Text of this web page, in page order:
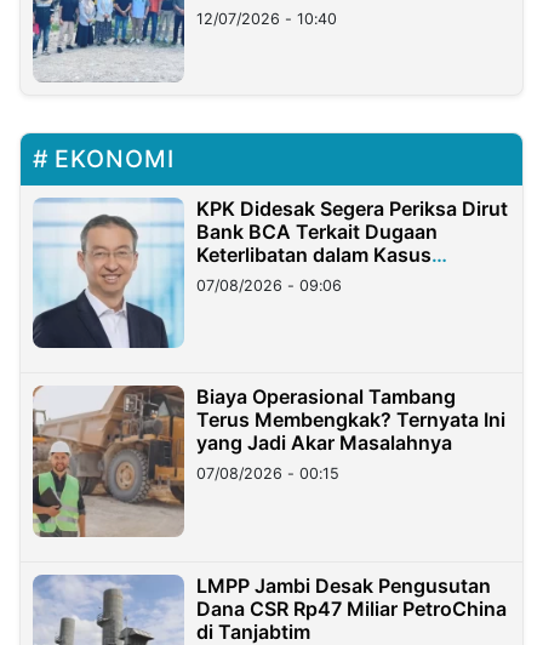
12/07/2026 - 10:40
EKONOMI
KPK Didesak Segera Periksa Dirut
Bank BCA Terkait Dugaan
Keterlibatan dalam Kasus
Hilangnya Dana Nasabah Rp2,58
Miliar
07/08/2026 - 09:06
Biaya Operasional Tambang
Terus Membengkak? Ternyata Ini
yang Jadi Akar Masalahnya
07/08/2026 - 00:15
LMPP Jambi Desak Pengusutan
Dana CSR Rp47 Miliar PetroChina
di Tanjabtim